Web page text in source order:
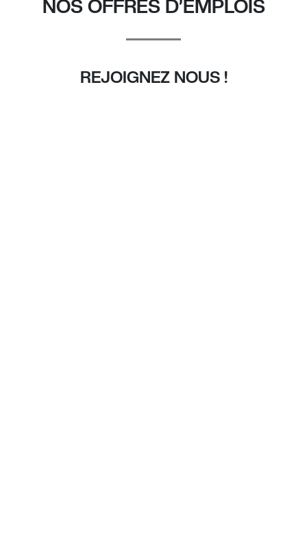
NOS OFFRES D’EMPLOIS
REJOIGNEZ NOUS !